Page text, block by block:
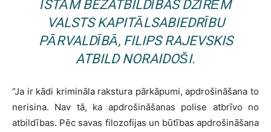
ĪSTĀM BEZATBILDĪBAS DZĪRĒM
VALSTS KAPITĀLSABIEDRĪBU
PĀRVALDĪBĀ, FILIPS RAJEVSKIS
ATBILD NORAIDOŠI.
“Ja ir kādi krimināla rakstura pārkāpumi, apdrošināšana to
nerisina. Nav tā, ka apdrošināšanas polise atbrīvo no
atbildības. Pēc savas filozofijas un būtības apdrošināšana